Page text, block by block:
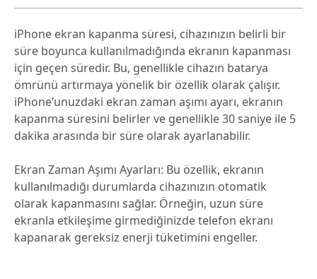
iPhone ekran kapanma süresi, cihazınızın belirli bir
süre boyunca kullanılmadığında ekranın kapanması
için geçen süredir. Bu, genellikle cihazın batarya
ömrünü artırmaya yönelik bir özellik olarak çalışır.
iPhone’unuzdaki ekran zaman aşımı ayarı, ekranın
kapanma süresini belirler ve genellikle 30 saniye ile 5
dakika arasında bir süre olarak ayarlanabilir.
Ekran Zaman Aşımı Ayarları: Bu özellik, ekranın
kullanılmadığı durumlarda cihazınızın otomatik
olarak kapanmasını sağlar. Örneğin, uzun süre
ekranla etkileşime girmediğinizde telefon ekranı
kapanarak gereksiz enerji tüketimini engeller.